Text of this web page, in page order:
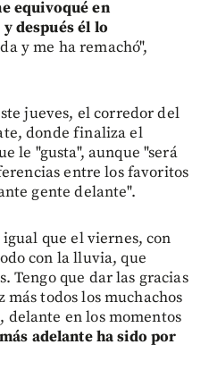
equivoqué en
después él lo
y me ha remachó",
jueves, el corredor del
donde finaliza el
le "gusta", aunque "será
entre los favoritos
gente delante".
que el viernes, con
con la lluvia, que
Tengo que dar las gracias
todos los muchachos
delante en los momentos
adelante ha sido por